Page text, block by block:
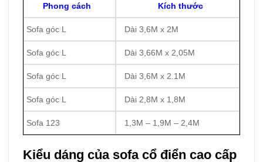
Phong cách Kích thước
Sofa góc L Dài 3,6M x 2M
Sofa góc L Dài 3,66M x 2,05M
Sofa góc L Dài 3,6M x 2.1M
Sofa góc L Dài 2,8M x 1,8M
Sofa 123 1,3M – 1,9M – 2,4M
Kiểu dáng của sofa cổ điển cao cấp